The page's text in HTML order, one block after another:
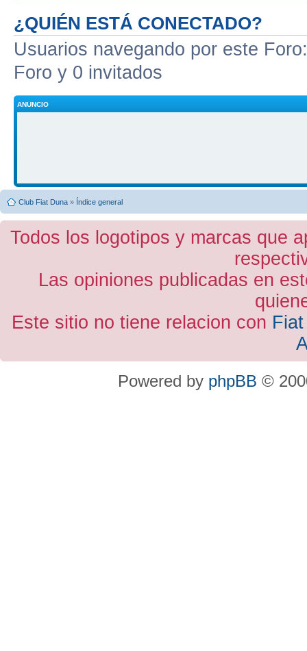
¿QUIÉN ESTÁ CONECTADO?
Usuarios navegando por este
Foro y 0 invitados
ANUNCIO
Club Fiat Duna » Índice general
Todos los logotipos y marcas que
Las opiniones publicadas en
Este sitio no tiene relacion con
Powered by phpBB ©